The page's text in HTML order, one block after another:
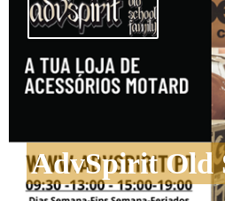
AdvSpirit Old